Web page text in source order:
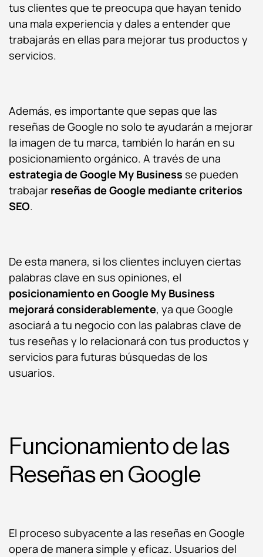
tus clientes que te preocupa que hayan tenido
una mala experiencia y dales a entender que
trabajarás en ellas para mejorar tus productos y
servicios.
Además, es importante que sepas que las
reseñas de Google no solo te ayudarán a mejorar
la imagen de tu marca, también lo harán en su
posicionamiento orgánico. A través de una
estrategia de Google My Business se pueden
trabajar reseñas de Google mediante criterios
SEO.
De esta manera, si los clientes incluyen ciertas
palabras clave en sus opiniones, el
posicionamiento en Google My Business
mejorará considerablemente, ya que Google
asociará a tu negocio con las palabras clave de
tus reseñas y lo relacionará con tus productos y
servicios para futuras búsquedas de los
usuarios.
Funcionamiento de las
Reseñas en Google
El proceso subyacente a las reseñas en Google
opera de manera simple y eficaz. Usuarios del